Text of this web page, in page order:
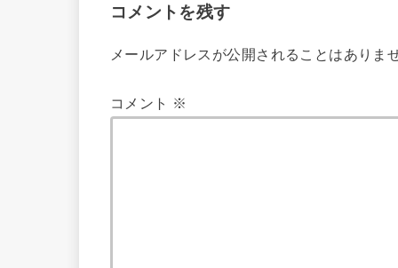
コメントを残す
メールアドレスが公開されることはありませ
コメント ※